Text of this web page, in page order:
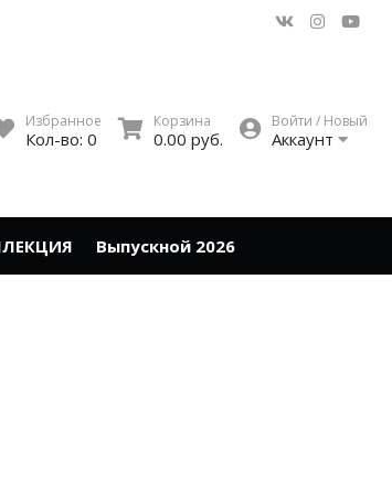
Избранное
Кол-во: 0
Корзина
0.00 руб.
Войти / Новый
Аккаунт
Выпускной 2026